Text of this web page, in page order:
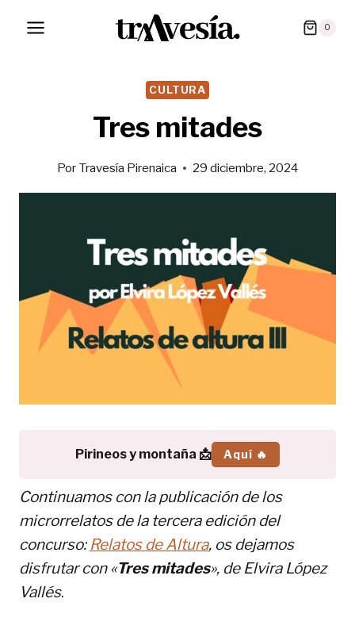
0
CULTURA
Tres mitades
Por Travesía Pirenaica 29 diciembre, 2024
Pirineos y montaña 📩 Aquí 🔥
Continuamos con la publicación de los
microrrelatos de la tercera edición del
concurso:Relatos de Altura, os dejamos
disfrutar con «Tres mitades», de Elvira López
Vallés.